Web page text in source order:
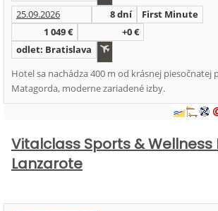
25.09.2026
8 dní
First Minute
1 049 €
+0 €
odlet: Bratislava
Hotel sa nachádza 400 m od krásnej piesočnatej
Matagorda, moderne zariadené izby.
Vitalclass Sports & Wellness
Lanzarote